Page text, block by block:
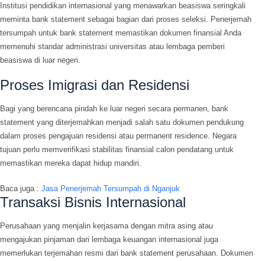
Institusi pendidikan internasional yang menawarkan beasiswa seringkali
meminta bank statement sebagai bagian dari proses seleksi. Penerjemah
tersumpah untuk bank statement memastikan dokumen finansial Anda
memenuhi standar administrasi universitas atau lembaga pemberi
beasiswa di luar negeri.
Proses Imigrasi dan Residensi
Bagi yang berencana pindah ke luar negeri secara permanen, bank
statement yang diterjemahkan menjadi salah satu dokumen pendukung
dalam proses pengajuan residensi atau permanent residence. Negara
tujuan perlu memverifikasi stabilitas finansial calon pendatang untuk
memastikan mereka dapat hidup mandiri.
Baca juga : Jasa Penerjemah Tersumpah di Nganjuk
Transaksi Bisnis Internasional
Perusahaan yang menjalin kerjasama dengan mitra asing atau
mengajukan pinjaman dari lembaga keuangan internasional juga
memerlukan terjemahan resmi dari bank statement perusahaan. Dokumen